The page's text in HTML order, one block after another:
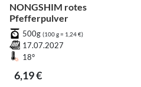
NONGSHIM rotes
Pfefferpulver
500g (100 g = 1,24 €)
17.07.2027
18°
6,19 €